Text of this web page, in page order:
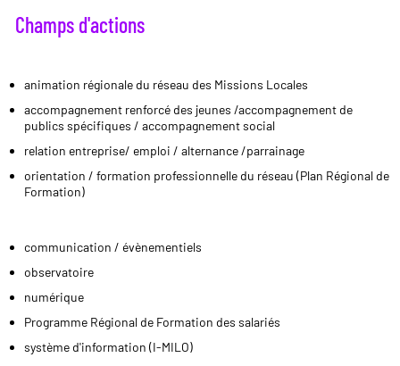
Champs d'actions
animation régionale du réseau des Missions Locales
accompagnement renforcé des jeunes /accompagnement de
publics spécifiques / accompagnement social
relation entreprise/ emploi / alternance /parrainage
orientation / formation professionnelle du réseau (Plan Régional de
Formation)
communication / évènementiels
observatoire
numérique
Programme Régional de Formation des salariés
système d'information (I-MILO)